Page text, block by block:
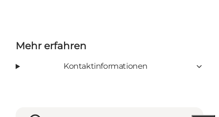
Mehr erfahren
Kontaktinformationen